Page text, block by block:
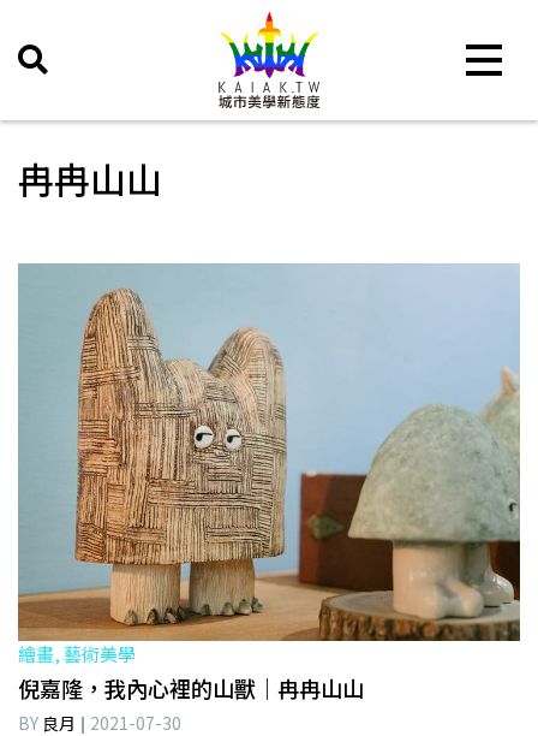
Toggle
冉冉山山
繪畫, 藝術美學
倪嘉隆，我內心裡的山獸｜冉冉山山
BY 良月
2021-07-30